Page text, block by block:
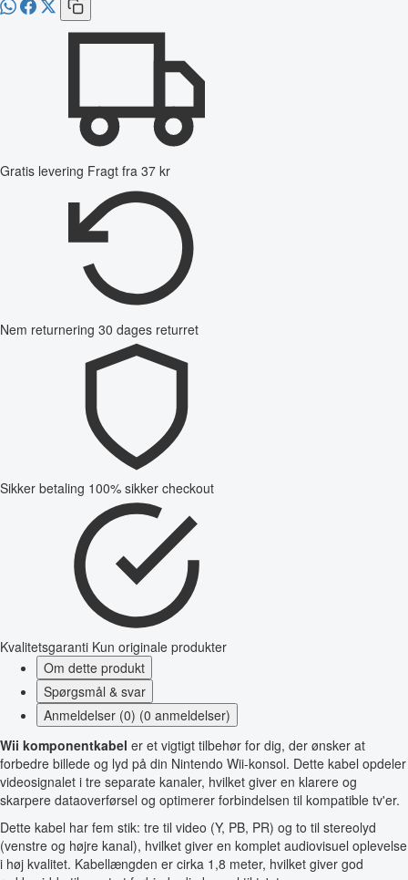
Gratis levering Fragt fra 37 kr
Nem returnering 30 dages returret
Sikker betaling 100% sikker checkout
Kvalitetsgaranti Kun originale produkter
Om dette produkt
Spørgsmål & svar
Anmeldelser (0) (0 anmeldelser)
Wii komponentkabel er et vigtigt tilbehør for dig, der ønsker at
forbedre billede og lyd på din Nintendo Wii-konsol. Dette kabel opdeler
videosignalet i tre separate kanaler, hvilket giver en klarere og
skarpere dataoverførsel og optimerer forbindelsen til kompatible tv'er.
Dette kabel har fem stik: tre til video (Y, PB, PR) og to til stereolyd
(venstre og højre kanal), hvilket giver en komplet audiovisuel oplevelse
i høj kvalitet. Kabellængden er cirka 1,8 meter, hvilket giver god